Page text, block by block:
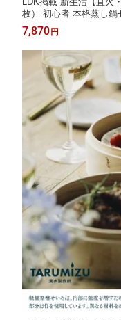
枚） 初心者 本格蒸し鍋
段 受け台 蒸篭 蒸し 蒸
+保護輪+調整輪）レビ
7,870 円